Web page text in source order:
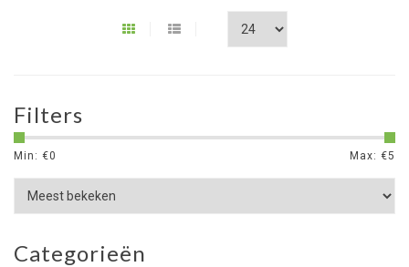
Filters
Min: €0 Max: €5
Categorieën